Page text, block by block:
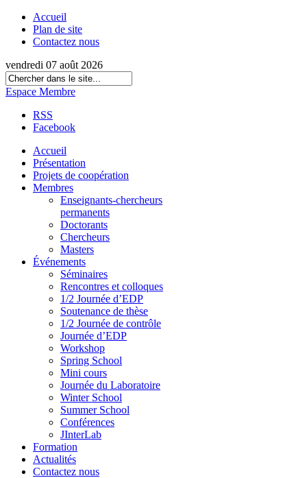
Accueil
Plan de site
Contactez nous
vendredi 07 août 2026
Espace Membre
RSS
Facebook
Accueil
Présentation
Projets de coopération
Membres
Enseignants-chercheurs
permanents
Doctorants
Chercheurs
Masters
Événements
Séminaires
Rencontres et colloques
1/2 Journée d’EDP
Soutenance de thèse
1/2 Journée de contrôle
Journée d’EDP
Workshop
Spring School
Mini cours
Journée du Laboratoire
Winter School
Summer School
Conférences
JInterLab
Formation
Actualités
Contactez nous